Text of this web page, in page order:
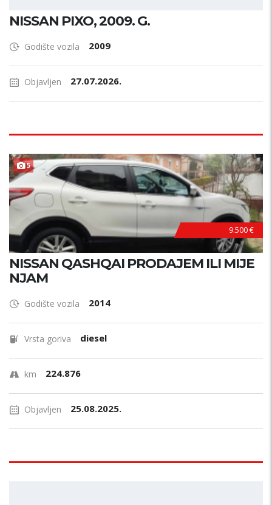
NISSAN PIXO, 2009. G.
Godište vozila 2009
Objavljen 27.07.2026.
5 ZAMJENA
9.500 €
NISSAN QASHQAI PRODAJEM ILI MIJE
NJAM
Godište vozila 2014
Vrsta goriva diesel
km 224.876
Objavljen 25.08.2025.